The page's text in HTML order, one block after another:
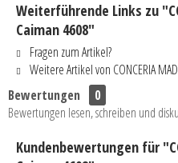
Weiterführende Links zu
Caiman 4608"
Fragen zum Artikel?
Weitere Artikel von CONCERIA
Bewertungen
0
Bewertungen lesen, schreiben und
Kundenbewertungen für